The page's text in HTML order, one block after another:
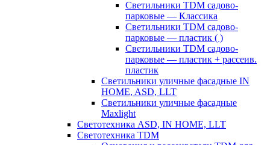
Светильники TDM садово-
парковые — Классика
Светильники TDM садово-
парковые — пластик ( )
Светильники TDM садово-
парковые — пластик + рассеив.
пластик
Светильники уличные фасадные IN
HOME, ASD, LLT
Светильники уличные фасадные
Maxlight
Светотехника ASD, IN HOME, LLT
Светотехника TDM